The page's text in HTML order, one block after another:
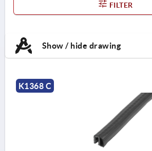
FILTER
Show / hide drawing
K1368 C